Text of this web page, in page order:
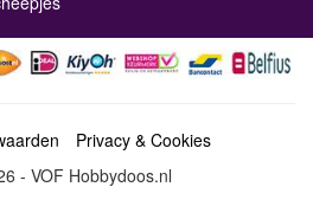
Privacy & Cookies
- VOF Hobbydoos.nl